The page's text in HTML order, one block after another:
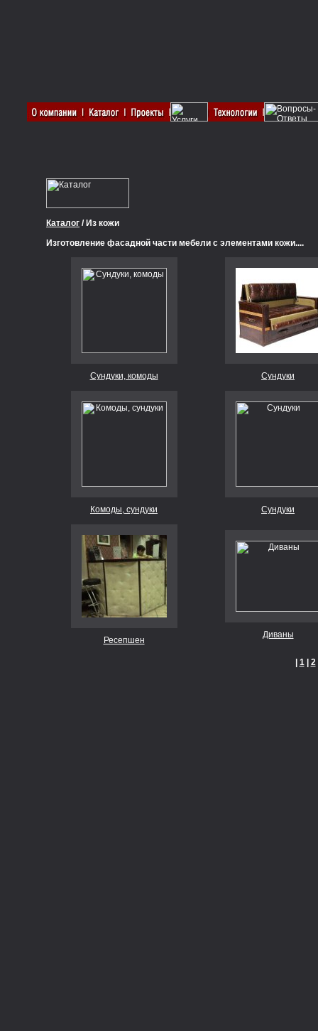
Каталог / Из кожи
Изготовление фасадной части мебели с элементами кожи....
Сундуки, комоды Сундуки
Комоды, сундуки Сундуки
Ресепшен
Диваны
1| 2